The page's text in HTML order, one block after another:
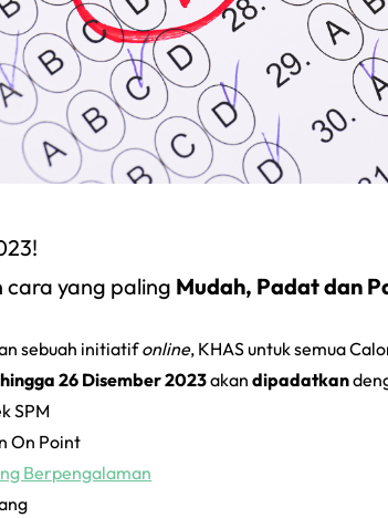
cara yang paling Mudah, Padat dan
sebuah initiatifonline, KHAS untuk semua
26 Disember 2023akan dipadatkan
SPM
On Point
Berpengalaman